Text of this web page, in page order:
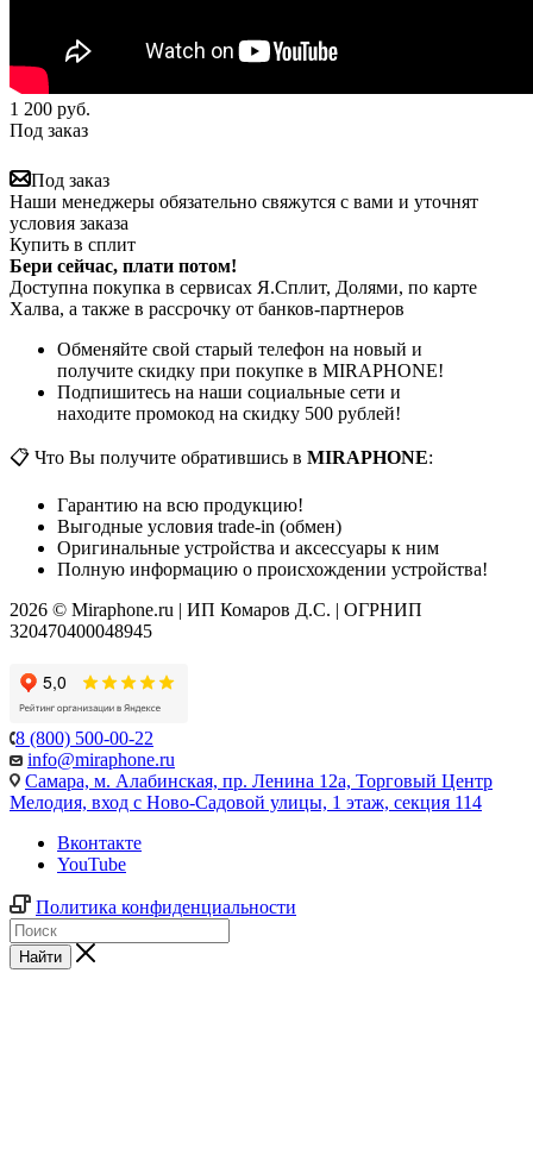
1 200 руб.
Под заказ
Под заказ
Наши менеджеры обязательно свяжутся с вами и уточнят
условия заказа
Купить в сплит
Бери сейчас, плати потом!
Доступна покупка в сервисах Я.Сплит, Долями, по карте
Халва, а также в рассрочку от банков-партнеров
Обменяйте свой старый телефон на новый и
получите скидку при покупке в MIRAPHONE!
Подпишитесь на наши социальные сети и
находите промокод на скидку 500 рублей!
📋 Что Вы получите обратившись в MIRAPHONE:
Гарантию на всю продукцию!
Выгодные условия trade-in (обмен)
Оригинальные устройства и аксессуары к ним
Полную информацию о происхождении устройства!
2026 © Miraphone.ru | ИП Комаров Д.С. | ОГРНИП
320470400048945
8 (800) 500-00-22
info@miraphone.ru
Самара, м. Алабинская, пр. Ленина 12а, Торговый Центр
Мелодия, вход с Ново-Садовой улицы, 1 этаж, секция 114
Вконтакте
YouTube
Политика конфиденциальности
Найти